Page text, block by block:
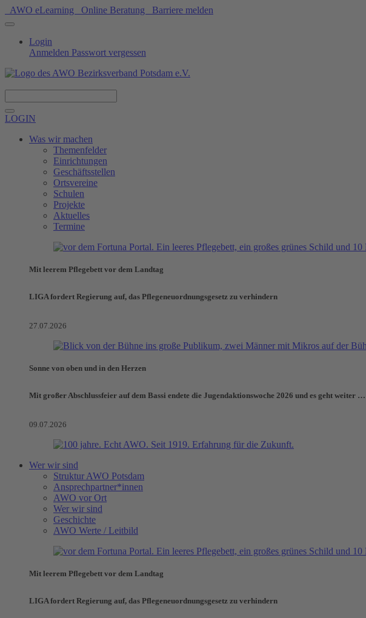
AWO eLearning Online Beratung Barriere melden
Login
Anmelden Passwort vergessen
LOGIN
Was wir machen
Themenfelder
Einrichtungen
Geschäftsstellen
Ortsvereine
Schulen
Projekte
Aktuelles
Termine
Mit leerem Pflegebett vor dem Landtag
LIGA fordert Regierung auf, das Pflegeneuordnungsgesetz zu verhindern
27.07.2026
Sonne von oben und in den Herzen
Mit großer Abschlussfeier auf dem Bassi endete die Jugendaktionswoche 2026 und es geht weiter …
09.07.2026
Wer wir sind
Struktur AWO Potsdam
Ansprechpartner*innen
AWO vor Ort
Wer wir sind
Geschichte
AWO Werte / Leitbild
Mit leerem Pflegebett vor dem Landtag
LIGA fordert Regierung auf, das Pflegeneuordnungsgesetz zu verhindern